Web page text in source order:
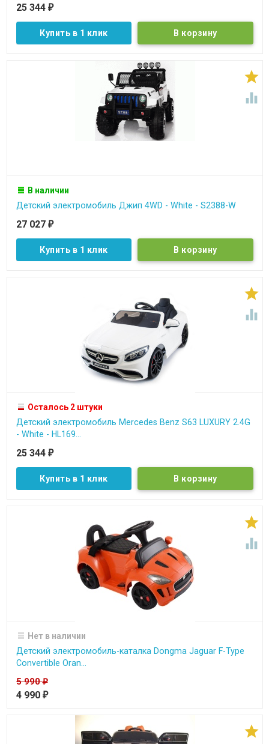
25 344 ₽
Купить в 1 клик


В наличии
Детский электромобиль Джип 4WD - White - S2388-W
27 027 ₽
Купить в 1 клик


Осталось 2 штуки
Детский электромобиль Mercedes Benz S63 LUXURY 2.4G
- White - HL169...
25 344 ₽
Купить в 1 клик


Нет в наличии
Детский электромобиль-каталка Dongma Jaguar F-Type
Convertible Oran...
5 990₽
4 990 ₽
